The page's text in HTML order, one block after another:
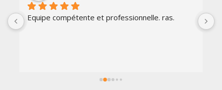
Equipe compétente et professionnelle. ras.